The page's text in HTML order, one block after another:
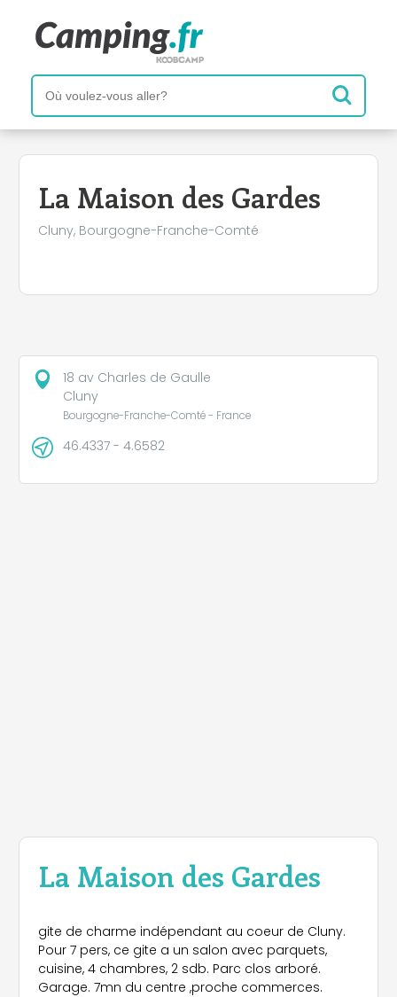
La Maison des Gardes
Cluny, Bourgogne-Franche-Comté
La Maison des Gardes
gite de charme indépendant au coeur de Cluny.
Pour 7 pers, ce gite a un salon avec parquets,
cuisine, 4 chambres, 2 sdb. Parc clos arboré.
Garage. 7mn du centre ,proche commerces.
−
18 av Charles de Gaulle
Cluny
Bourgogne-Franche-Comté - France
46.4337 - 4.6582